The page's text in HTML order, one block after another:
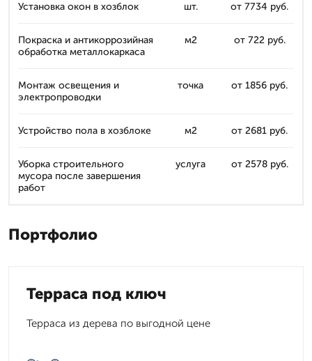
Установка окон в хозблок шт. от 7734 руб.
Покраска и антикоррозийная
обработка металлокаркаса
м2 от 722 руб.
Монтаж освещения и
электропроводки
точка от 1856 руб.
Устройство пола в хозблоке м2 от 2681 руб.
Уборка строительного
мусора после завершения
работ
услуга от 2578 руб.
Портфолио
Терраса под ключ
Терраса из дерева по выгодной цене